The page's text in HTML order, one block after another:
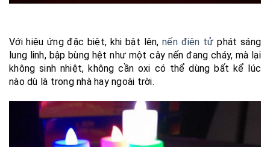
Với hiệu ứng đặc biệt, khi bật lên,nến điện tử phát sáng
lung linh, bập bùng hệt như một cây nến đang cháy, mà lại
không sinh nhiệt, không cần oxi có thể dùng bất kể lúc
nào dù là trong nhà hay ngoài trời.